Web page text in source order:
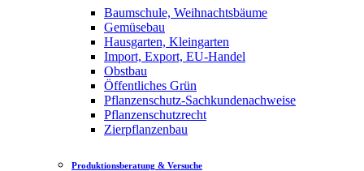
Baumschule, Weihnachtsbäume
Gemüsebau
Hausgarten, Kleingarten
Import, Export, EU-Handel
Obstbau
Öffentliches Grün
Pflanzenschutz-Sachkundenachweise
Pflanzenschutzrecht
Zierpflanzenbau
Produktionsberatung & Versuche